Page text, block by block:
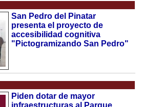
San Pedro del Pinatar
presenta el proyecto de
accesibilidad cognitiva
"Pictogramizando San Pedro"
Piden dotar de mayor
infraestructuras al Parque